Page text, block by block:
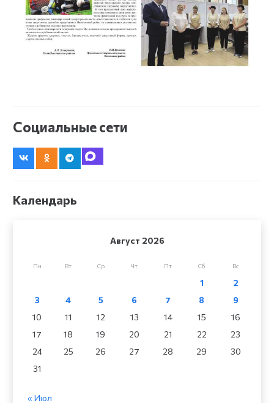
Социальные сети
Календарь
Август 2026
Пн Вт Ср Чт Пт Сб Вс
1
2
3
4 5 6 7 8
9
10
11 12 13 14 15
16
17
18 19 20 21 22
23
24
25 26 27 28 29
30
31
« Июл